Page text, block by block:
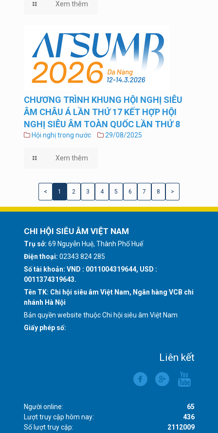
Xem thêm
CHƯƠNG TRÌNH KHUNG HỘI NGHỊ SIÊU
ÂM CHÂU Á LẦN THỨ 17 KẾT HỢP HỘI
NGHỊ SIÊU ÂM TOÀN QUỐC LẦN THỨ 8
Hội nghị trong nước 29/08/2025
Xem thêm
< 1 2 3 4 5 6 7 8 >
CHI HỘI SIÊU ÂM VIỆT NAM
Trụ sở: 69 Nguyễn Huệ, Thành Phố Huế
Điện thoại: 02343 824 285
Số tài khoản: VND : 0011004319644, USD :
0011374319643.
Tên TK: Chi hội siêu âm Việt Nam, Ngân hàng VCB chi
nhánh Hà Nội
Bản quyền website thuộc Chi hội siêu âm Việt Nam
Giấy phép số:
Liên kết
Người online:
65
Lượt truy cập hôm nay:
436
Số lượt truy cập:
2112009